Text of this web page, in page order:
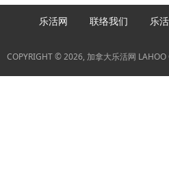
乐活网 联络我们 乐
COPYRIGHT © 2026, 加拿大乐活网 LAHOO